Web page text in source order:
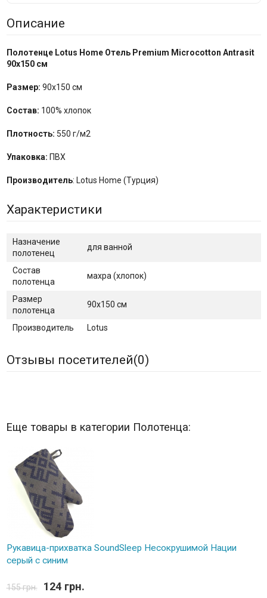
Описание
Полотенце Lotus Home Отель Premium Microcotton Antrasit
90х150 см
Размер: 90х150 см
Состав: 100% хлопок
Плотность: 550 г/м2
Упаковка: ПВХ
Производитель: Lotus Home (Турция)
Характеристики
Назначение
полотенец
для ванной
Состав
полотенца
махра (хлопок)
Размер
полотенца
90х150 см
Производитель Lotus
Отзывы посетителей(0)
Еще товары в категории Полотенца:
Рукавица-прихватка SoundSleep Несокрушимой Нации
серый с синим
155 грн. 124 грн.